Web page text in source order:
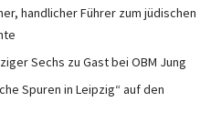
handlicher Führer zum jüdischen
Sechs zu Gast bei OBM Jung
Spuren in Leipzig“ auf den